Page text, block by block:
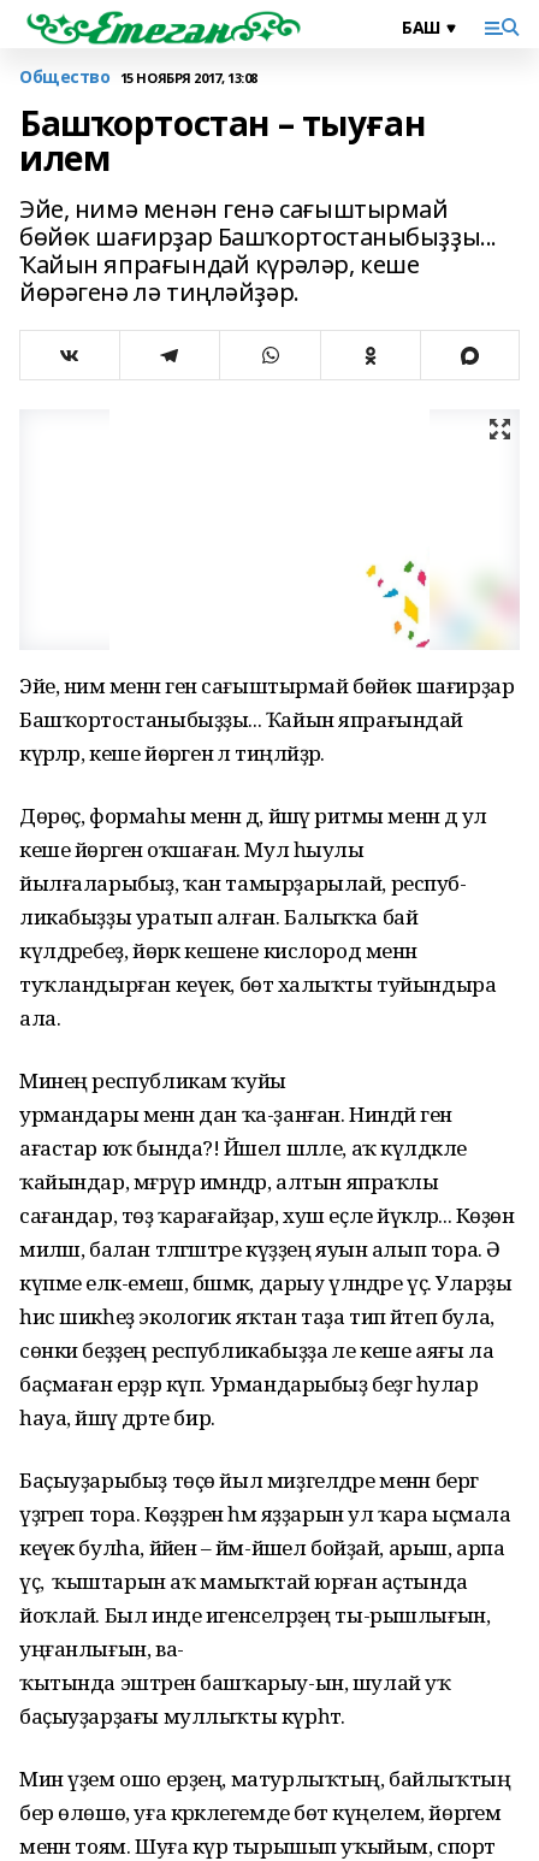
Общество 15 НОЯБРЯ 2017, 13:08
Башҡортостан – тыуған
илем
Эйе, нимә менән генә сағыштырмай
бөйөк шағирҙар Башҡортостаныбыҙҙы...
Ҡайын япрағындай күрәләр, кеше
йөрәгенә лә тиңләйҙәр.
Эйе, нимә менән генә сағыштырмай бөйөк шағирҙар
Башҡортостаныбыҙҙы... Ҡайын япрағындай
күрәләр, кеше йөрәгенә лә тиңләйҙәр.
Дөрөҫ, формаһы менән дә, йәшәү ритмы менән дә ул
кеше йөрәгенә оҡшаған. Мул һыулы
йылғаларыбыҙ, ҡан тамырҙарылай, респуб-
ликабыҙҙы уратып алған. Балыҡҡа бай
күлдәребеҙ, йөрәк кешене кислород менән
туҡландырған кеүек, бөтә халыҡты туйындыра
ала.
Минең республикам ҡуйы
урмандары менән дан ҡа-ҙанған. Ниндәй генә
ағастар юҡ бында?! Йәшел шәлле, аҡ күлдәкле
ҡайындар, мәғрүр имәндәр, алтын япраҡлы
сағандар, төҙ ҡарағайҙар, хуш еҫле йүкәләр... Көҙөн
миләш, балан тәлгәштәре күҙҙең яуын алып тора. Ә
күпме еләк-емеш, бәшмәк, дарыу үләндәре үҫә. Уларҙы
һис шикһеҙ экологик яҡтан таҙа тип әйтеп була,
сөнки беҙҙең республикабыҙҙа әле кеше аяғы ла
баҫмаған ерҙәр күп. Урмандарыбыҙ беҙгә һулар
һауа, йәшәү дәрте бирә.
Баҫыуҙарыбыҙ төҫө йыл миҙгелдәре менән бергә
үҙгәреп тора. Көҙҙәрен һәм яҙҙарын ул ҡара ыҫмала
кеүек булһа, йәйен – йәм-йәшел бойҙай, арыш, арпа
үҫә, ә ҡыштарын аҡ мамыҡтай юрған аҫтында
йоҡлай. Был инде игенселәрҙең ты-рышлығын,
уңғанлығын, ва-
ҡытында эштәрен башҡарыу-ын, шулай уҡ
баҫыуҙарҙағы муллыҡты күрһәтә.
Мин үҙем ошо ерҙең, матурлыҡтың, байлыҡтың
бер өлөшө, уға кәрәклегемде бөтә күңелем, йөрәгем
менән тоям. Шуға күрә тырышып уҡыйым, спорт